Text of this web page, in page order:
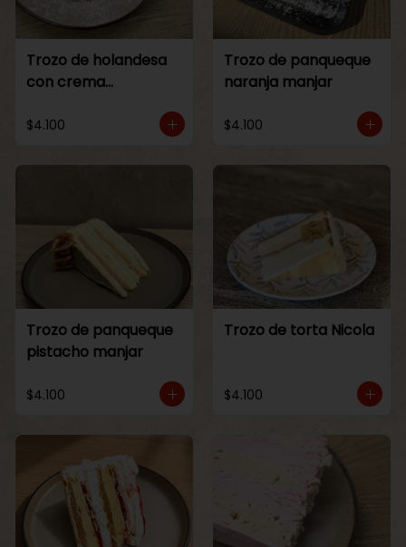
Trozo de holandesa
con crema
$4.100
Trozo de panqueque
naranja manjar
$4.100
Trozo de panqueque
pistacho manjar
$4.100
Trozo de torta Nicola
$4.100